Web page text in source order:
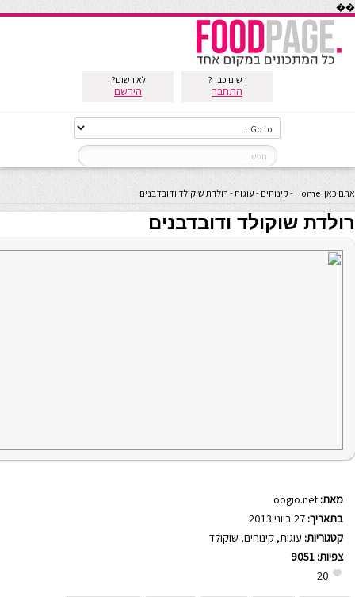
��
רשום כבר?
התחבר
לא רשום?
הירשם
אתם כאן: Home
-קינוחים - עוגות- רולדת שוקולד ודובדבנים
רולדת שוקולד ודובדבנים
מאת: oogio.net
בתאריך:
קטגוריות: עוגות, קינוחים, שוקולד
צפיות: 9051
20